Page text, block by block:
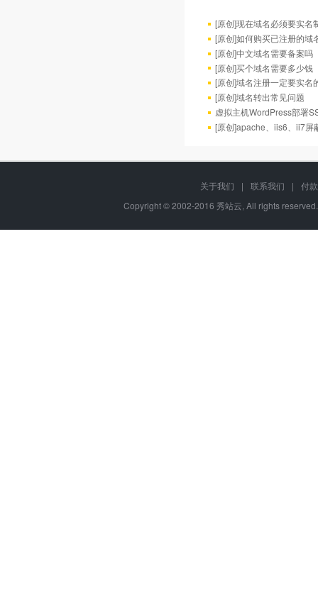
[原创]现在域名必须要实名
[原创]如何购买已注册的域
[原创]中文域名需要备案吗
[原创]买个域名需要多少钱
[原创]域名注册一定要实名
[原创]域名转出常见问题
虚拟主机WordPress部署
[原创]apache、iis6、ii7屏
关于我们 | 联系我们 |
付
Copyright © 2002-2016 秀站云, All rights